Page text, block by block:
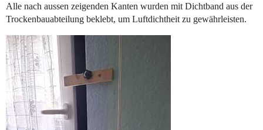
Alle nach aussen zeigenden Kanten wurden mit Dichtband aus der
Trockenbauabteilung beklebt, um Luftdichtheit zu gewährleisten.